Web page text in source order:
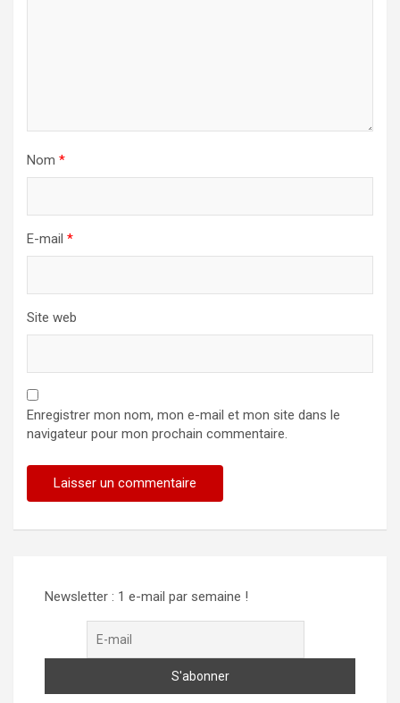
Nom *
E-mail *
Site web
Enregistrer mon nom, mon e-mail et mon site dans le
navigateur pour mon prochain commentaire.
Newsletter : 1 e-mail par semaine !